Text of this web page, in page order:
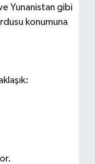
Yunanistan gibi
konumuna